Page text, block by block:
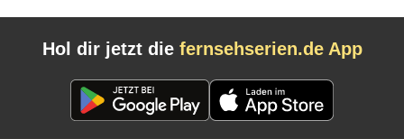
Hol dir jetzt die fernsehserien.de App